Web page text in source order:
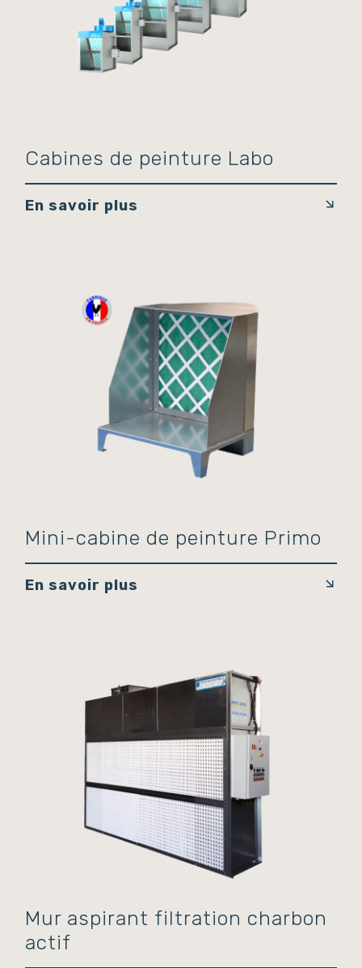
Cabines de peinture Labo
En savoir plus
Mini-cabine de peinture Primo
En savoir plus
Mur aspirant filtration charbon
actif